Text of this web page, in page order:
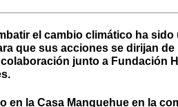
el cambio climático ha
que sus acciones se dirijan
junto a Fundación
en la Casa Manquehue en la